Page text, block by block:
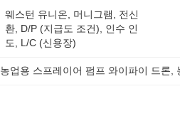
웨스턴 유니온, 머니그램, 전신
환, D/P (지급도 조건), 인수 인
도, L/C (신용장)
농업용 스프레이어 펌프 와이파이 드론